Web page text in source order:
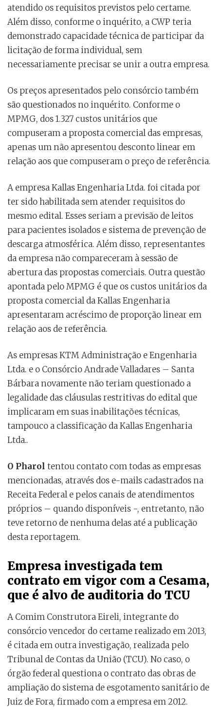
atendido os requisitos previstos pelo certame.
Além disso, conforme o inquérito, a CWP teria
demonstrado capacidade técnica de participar da
licitação de forma individual, sem
necessariamente precisar se unir a outra empresa.
Os preços apresentados pelo consórcio também
são questionados no inquérito. Conforme o
MPMG, dos 1.327 custos unitários que
compuseram a proposta comercial das empresas,
apenas um não apresentou desconto linear em
relação aos que compuseram o preço de referência.
A empresa Kallas Engenharia Ltda. foi citada por
ter sido habilitada sem atender requisitos do
mesmo edital. Esses seriam a previsão de leitos
para pacientes isolados e sistema de prevenção de
descarga atmosférica. Além disso, representantes
da empresa não compareceram à sessão de
abertura das propostas comerciais. Outra questão
apontada pelo MPMG é que os custos unitários da
proposta comercial da Kallas Engenharia
apresentaram acréscimo de proporção linear em
relação aos de referência.
As empresas KTM Administração e Engenharia
Ltda. e o Consórcio Andrade Valladares – Santa
Bárbara novamente não teriam questionado a
legalidade das cláusulas restritivas do edital que
implicaram em suas inabilitações técnicas,
tampouco a classificação da Kallas Engenharia
Ltda..
O Pharol tentou contato com todas as empresas
mencionadas, através dos e-mails cadastrados na
Receita Federal e pelos canais de atendimentos
próprios – quando disponíveis -, entretanto, não
teve retorno de nenhuma delas até a publicação
desta reportagem.
Empresa investigada tem
contrato em vigor com a Cesama,
que é alvo de auditoria do TCU
A Comim Construtora Eireli, integrante do
consórcio vencedor do certame realizado em 2013,
é citada em outra investigação, realizada pelo
Tribunal de Contas da União (TCU). No caso, o
órgão federal questiona o contrato das obras de
ampliação do sistema de esgotamento sanitário de
Juiz de Fora, firmado com a empresa em 2012.